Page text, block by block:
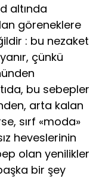
altında
göreneklere
: bu nezaket
çünkü
bu sebepler
arta kalan
sırf «moda»
heveslerinin
olan yenilikler
bir şey